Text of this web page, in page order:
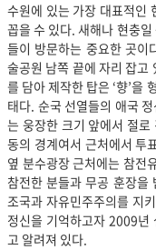
수원에 있는 가장 대표적인
꼽을 수 있다. 새해나 현충
들이 방문하는 중요한 곳이
술공원 남쪽 끝에 자리 잡고
를 담아 제작한 탑은 ‘향’을
태다. 순국 선열들의 애국
는 웅장한 크기 앞에서 절
동의 경계여서 근처에서 투
옆 분수광장 근처에는 참전
참전한 분들과 무공 훈장을
조국과 자유민주주의를 지
정신을 기억하고자 2009년
고 알려져 있다.